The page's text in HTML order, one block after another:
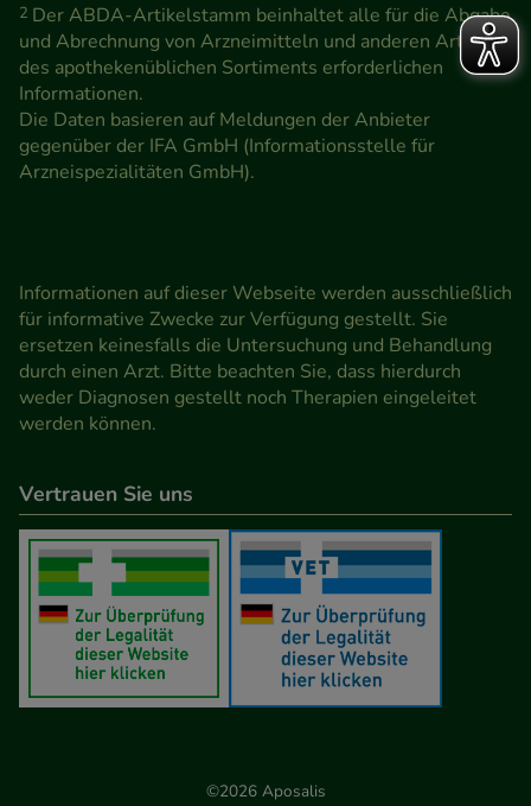
2 Der ABDA-Artikelstamm beinhaltet alle für die Abgabe
und Abrechnung von Arzneimitteln und anderen Artikeln
des apothekenüblichen Sortiments erforderlichen
Informationen.
Die Daten basieren auf Meldungen der Anbieter
gegenüber der IFA GmbH (Informationsstelle für
Arzneispezialitäten GmbH).
Informationen auf dieser Webseite werden ausschließlich
für informative Zwecke zur Verfügung gestellt. Sie
ersetzen keinesfalls die Untersuchung und Behandlung
durch einen Arzt. Bitte beachten Sie, dass hierdurch
weder Diagnosen gestellt noch Therapien eingeleitet
werden können.
Vertrauen Sie uns
©2026 Aposalis